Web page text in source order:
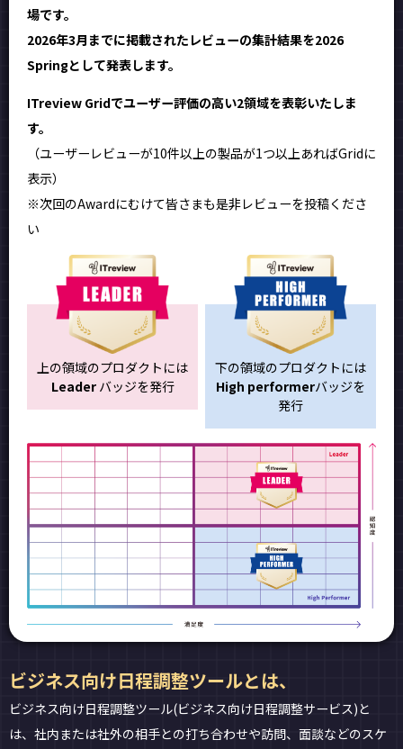
場です。
2026年3月までに掲載されたレビューの集計結果を2026
Springとして発表します。
ITreview Gridでユーザー評価の高い2領域を表彰いたしま
す。
（ユーザーレビューが10件以上の製品が1つ以上あればGridに
表示）
※次回のAwardにむけて皆さまも是非レビューを投稿くださ
い
上の領域のプロダクトには
Leaderバッジを発行
下の領域のプロダクトには
High performerバッジを
発行
ビジネス向け日程調整ツールとは、
ビジネス向け日程調整ツール(ビジネス向け日程調整サービス)と
は、社内または社外の相手との打ち合わせや訪問、面談などのスケ